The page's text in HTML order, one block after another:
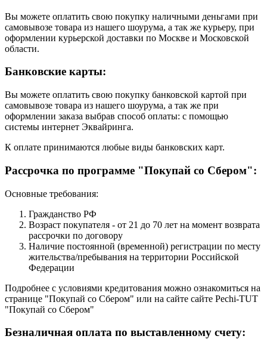
Вы можете оплатить свою покупку наличными деньгами при
самовывозе товара из нашего шоурума, а так же курьеру, при
оформлении курьерской доставки по Москве и Московской
области.
Банковские карты:
Вы можете оплатить свою покупку банковской картой при
самовывозе товара из нашего шоурума, а так же при
оформлении заказа выбрав способ оплаты: с помощью
системы интернет Эквайринга.
К оплате принимаются любые виды банковских карт.
Рассрочка по программе "Покупай со Сбером":
Основные требования:
Гражданство РФ
Возраст покупателя - от 21 до 70 лет на момент возврата
рассрочки по договору
Наличие постоянной (временной) регистрации по месту
жительства/пребывания на территории Российской
Федерации
Подробнее с условиями кредитования можно ознакомиться на
странице "Покупай со Сбером" или на сайте сайте Pechi-TUT
"Покупай со Сбером"
Безналичная оплата по выставленному счету: